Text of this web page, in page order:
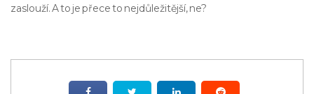
zaslouží. A to je přece to nejdůležitější, ne?